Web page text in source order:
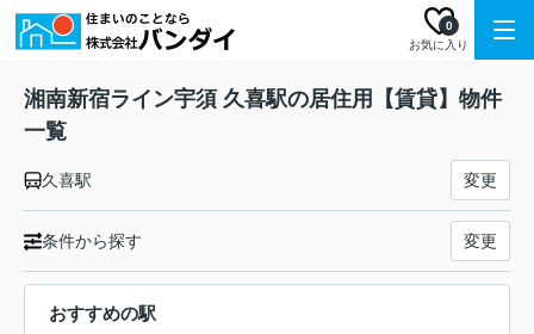
お気に入り
0
湘南新宿ライン宇須 久喜駅の居住用【賃貸】物件
一覧
久喜駅 変更
条件から探す 変更
おすすめの駅